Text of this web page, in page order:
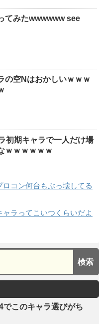
てみたwwwwww see
の空Nはおかしいｗｗｗ
初期キャラで一人だけ場
ｗｗｗｗｗｗ
ロコン何台もぶっ壊してる
ャラってこいつくらいだよ
でこのキャラ選びがち